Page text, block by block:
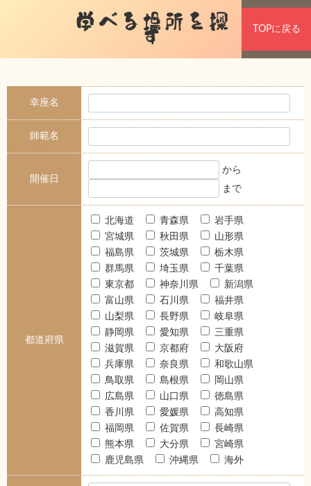
学べる場所を探
す TOPに戻る
幸座名
師範名
開催日
から
まで
都道府県
北海道 青森県
岩手県
宮城県
秋田県
山形県
福島県
茨城県
栃木県
群馬県
埼玉県
千葉県
東京都
神奈川県
新潟県
富山県
石川県
福井県
山梨県
長野県
岐阜県
静岡県
愛知県
三重県
滋賀県
京都府
大阪府
兵庫県
奈良県
和歌山県
鳥取県
島根県
岡山県
広島県
山口県
徳島県
香川県
愛媛県
高知県
福岡県
佐賀県
長崎県
熊本県
大分県
宮崎県
鹿児島県
沖縄県 海外